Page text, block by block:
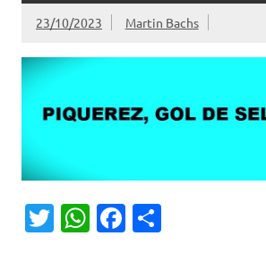
23/10/2023 Martin Bachs
T
W Fa